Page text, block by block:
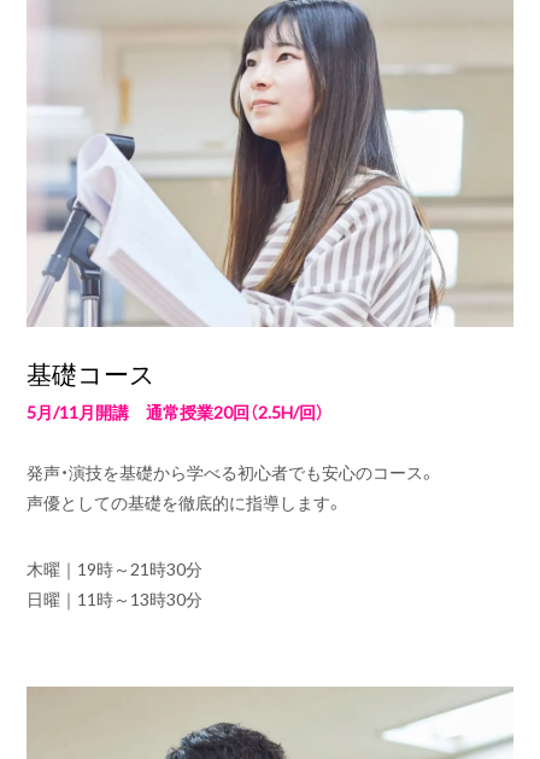
基礎コース
5月/11月開講 通常授業20回（2.5H/回）
発声・演技を基礎から学べる初心者でも安心のコース。
声優としての基礎を徹底的に指導します。
木曜｜ 19時～21時30分
日曜｜ 11時～13時30分